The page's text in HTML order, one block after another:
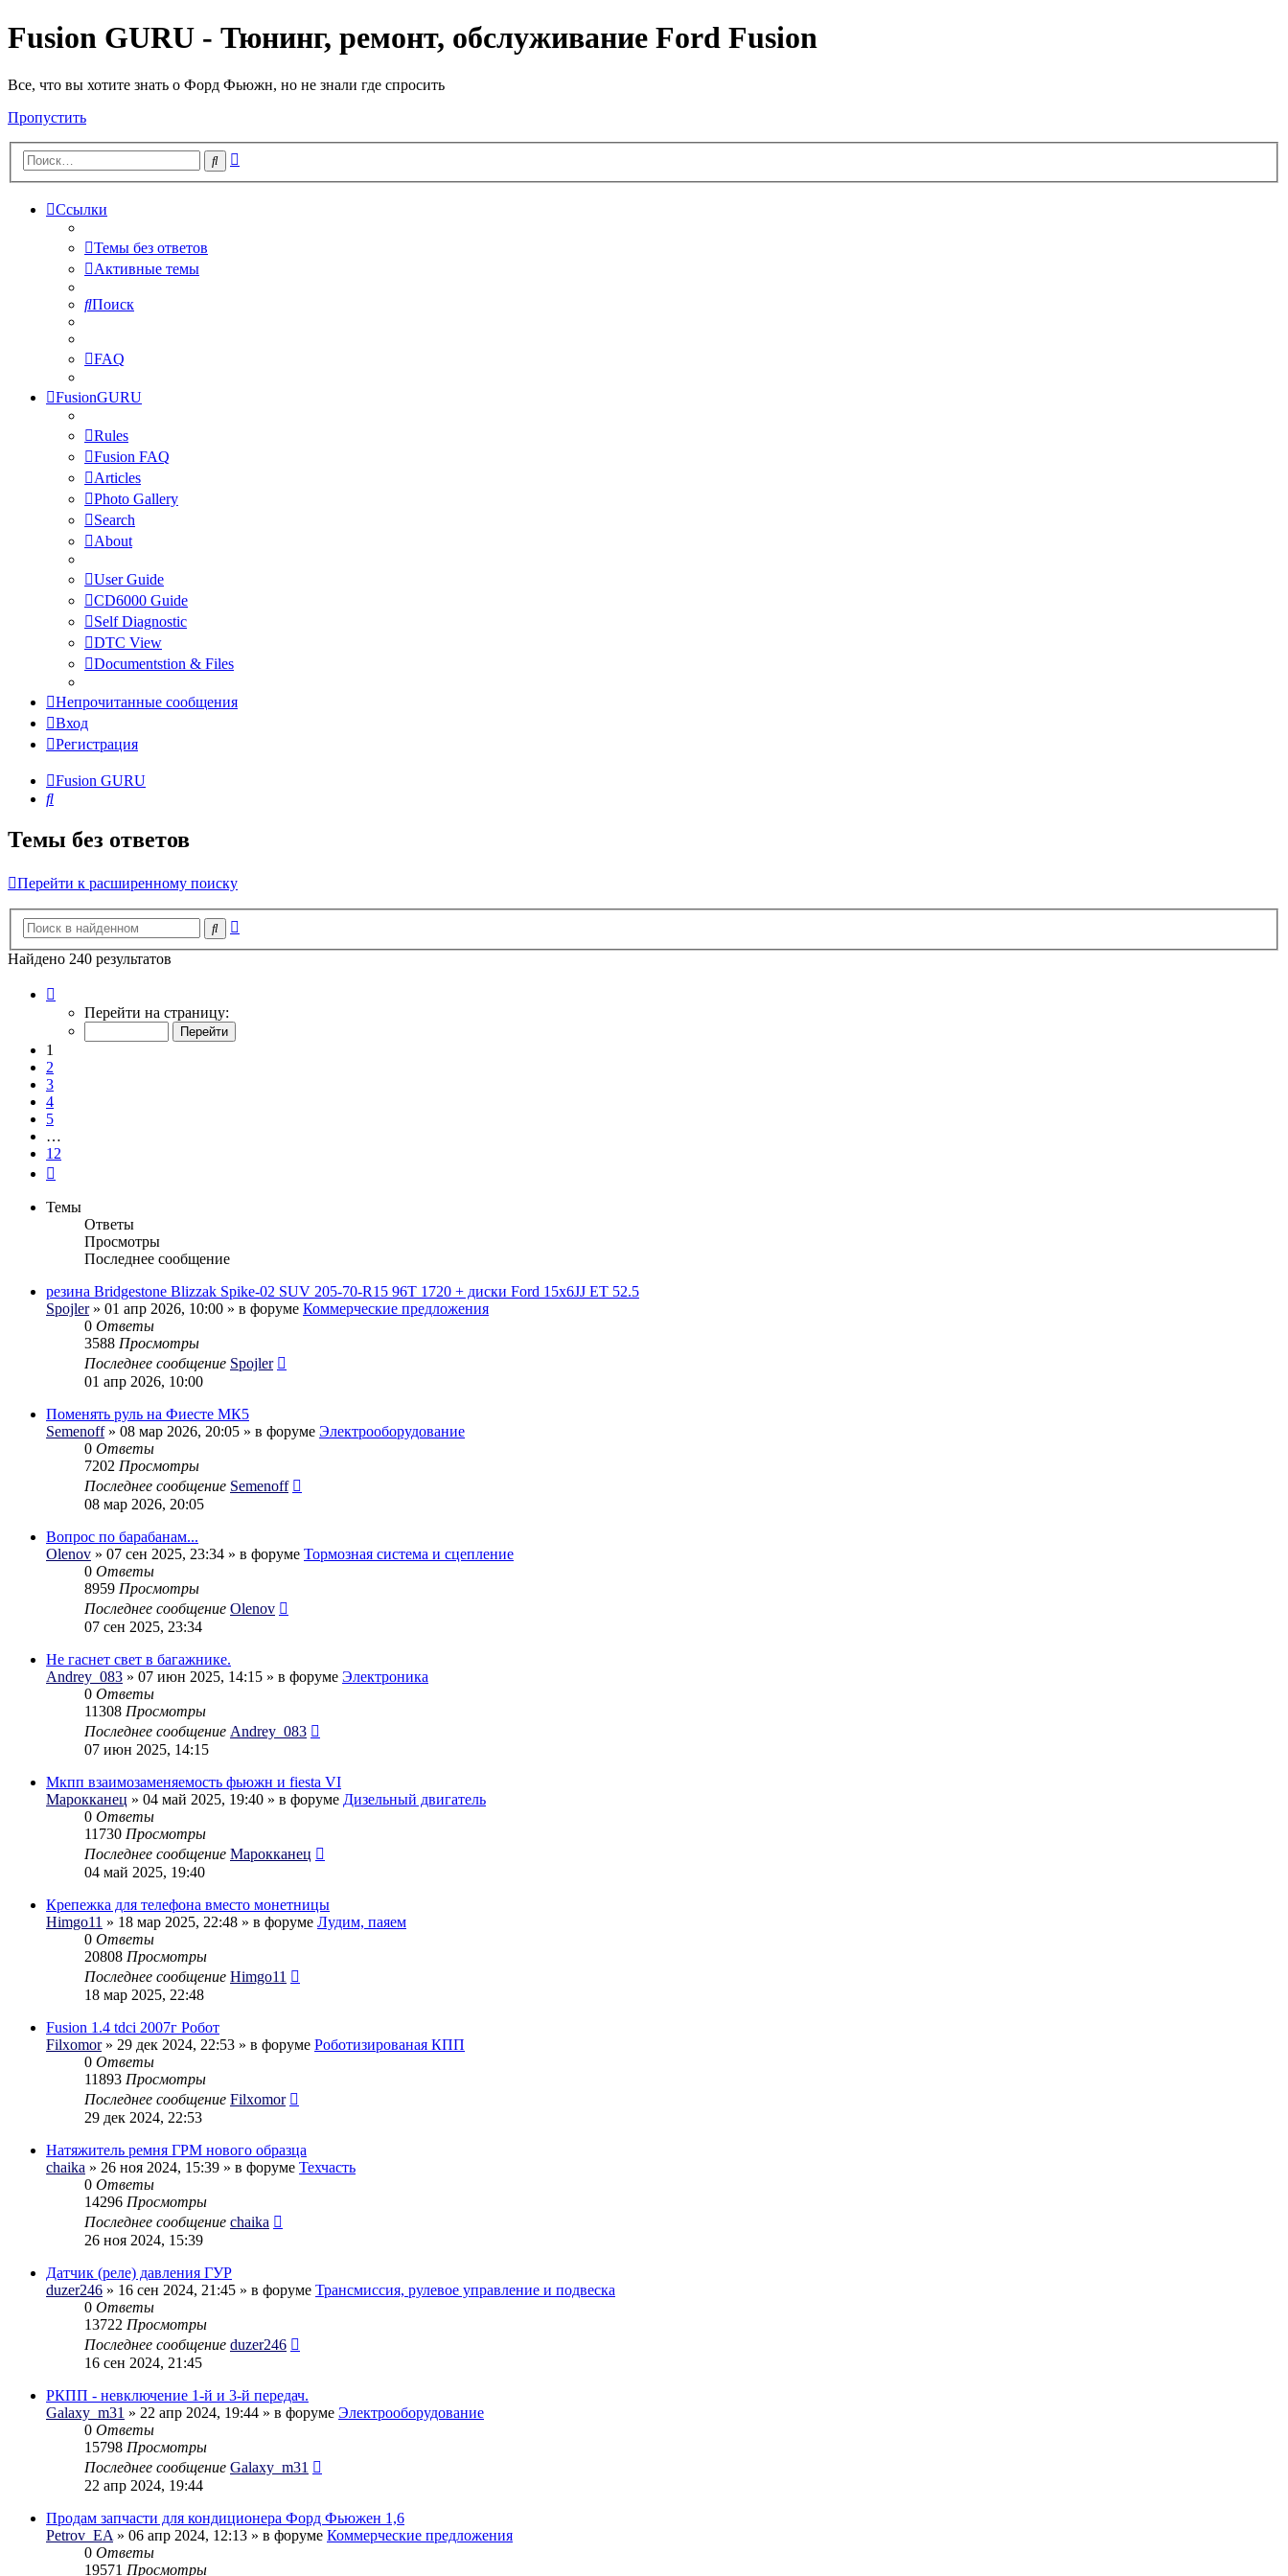
Fusion GURU - Тюнинг, ремонт, обслуживание Ford Fusion
Все, что вы хотите знать о Форд Фьюжн, но не знали где спросить
Пропустить
Поиск
Ссылки
Темы без ответов
Активные темы
Поиск
FAQ
FusionGURU
Rules
Fusion FAQ
Articles
Photo Gallery
Search
About
User Guide
CD6000 Guide
Self Diagnostic
DTC View
Documentstion & Files
Непрочитанные сообщения
Вход
Регистрация
Fusion GURU
Поиск
Темы без ответов
Перейти к расширенному поиску
Поиск
Найдено 240 результатов
Перейти на страницу:
1
2
3
4
5
…
12
Темы
Ответы
Просмотры
Последнее сообщение
резина Bridgestone Blizzak Spike-02 SUV 205-70-R15 96T 1720 + диски Ford 15x6JJ ET 52.5
Spojler» 01 апр 2026, 10:00 » в форуме Коммерческие предложения
0 Ответы
3588 Просмотры
Последнее сообщение Spojler
01 апр 2026, 10:00
Поменять руль на Фиесте МК5
Semenoff» 08 мар 2026, 20:05 » в форуме Электрооборудование
0 Ответы
7202 Просмотры
Последнее сообщение Semenoff
08 мар 2026, 20:05
Вопрос по барабанам...
Olenov » 07 сен 2025, 23:34 » в форуме Тормозная система и сцепление
0 Ответы
8959 Просмотры
Последнее сообщение Olenov
07 сен 2025, 23:34
Не гаснет свет в багажнике.
Andrey_083 » 07 июн 2025, 14:15 » в форуме Электроника
0 Ответы
11308 Просмотры
Последнее сообщение Andrey_083
07 июн 2025, 14:15
Мкпп взаимозаменяемость фьюжн и fiesta VI
Марокканец » 04 май 2025, 19:40 » в форуме Дизельный двигатель
0 Ответы
11730 Просмотры
Последнее сообщение Марокканец
04 май 2025, 19:40
Крепежка для телефона вместо монетницы
Himgo11 » 18 мар 2025, 22:48 » в форуме Лудим, паяем
0 Ответы
20808 Просмотры
Последнее сообщение Himgo11
18 мар 2025, 22:48
Fusion 1.4 tdci 2007г Робот
Filxomor» 29 дек 2024, 22:53 » в форуме Роботизированая КПП
0 Ответы
11893 Просмотры
Последнее сообщение Filxomor
29 дек 2024, 22:53
Натяжитель ремня ГРМ нового образца
chaika » 26 ноя 2024, 15:39 » в форуме Техчасть
0 Ответы
14296 Просмотры
Последнее сообщение chaika
26 ноя 2024, 15:39
Датчик (реле) давления ГУР
duzer246 » 16 сен 2024, 21:45 » в форуме Трансмиссия, рулевое управление и подвеска
0 Ответы
13722 Просмотры
Последнее сообщение duzer246
16 сен 2024, 21:45
РКПП - невключение 1-й и 3-й передач.
Galaxy_m31 » 22 апр 2024, 19:44 » в форуме Электрооборудование
0 Ответы
15798 Просмотры
Последнее сообщение Galaxy_m31
22 апр 2024, 19:44
Продам запчасти для кондиционера Форд Фьюжен 1,6
Petrov_EA » 06 апр 2024, 12:13 » в форуме Коммерческие предложения
0 Ответы
19571 Просмотры